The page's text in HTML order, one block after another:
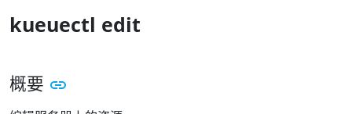
kueuectl edit
概要